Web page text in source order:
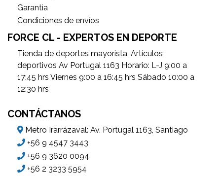
Garantìa
Condiciones de envíos
FORCE CL - EXPERTOS EN DEPORTE
Tienda de deportes mayorista, Artículos
deportivos Av Portugal 1163 Horario: L-J 9:00 a
17:45 hrs Viernes 9:00 a 16:45 hrs Sábado 10:00 a
12:30 hrs
CONTÁCTANOS
Metro Irarrázaval: Av. Portugal 1163, Santiago
+56 9 4547 3443
+56 9 3620 0094
+56 2 3233 5954